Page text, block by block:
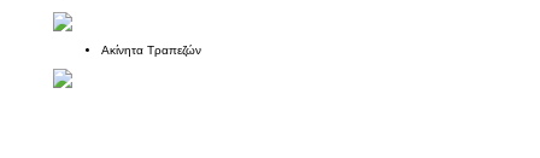
Ακίνητα Τραπεζών